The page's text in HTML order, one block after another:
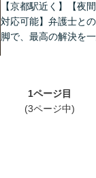
【京都駅近く】【夜
対応可能】弁護士と
脚で、最高の解決を一
可能です。【地域に根
弁護士】まずは当事務
1ページ目
(3ページ中)